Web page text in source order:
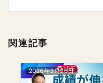
ン
関連記事
2026年3月26日